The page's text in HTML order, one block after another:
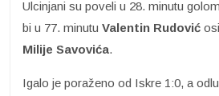
Ulcinjani su poveli u 28. minutu golom
bi u 77. minutu Valentin Rudović
Milije Savovića.
Igalo je poraženo od Iskre 1:0, a